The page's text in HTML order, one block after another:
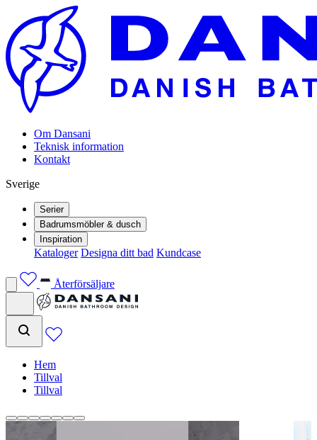
Om Dansani
Teknisk information
Kontakt
Sverige
Serier
Badrumsmöbler & dusch
Inspiration
Kataloger Designa ditt bad Kundcase
Återförsäljare
Hem
Tillval
Tillval